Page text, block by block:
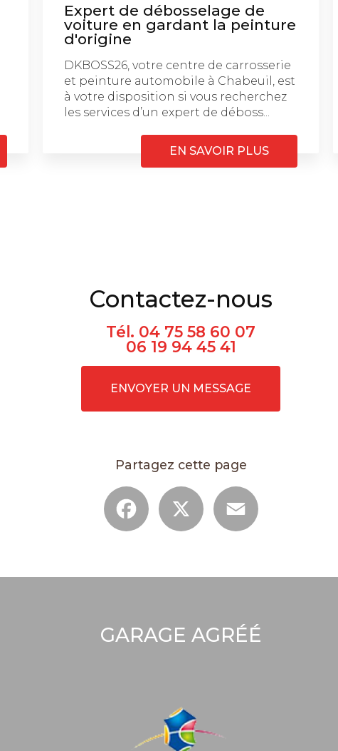
Expert de débosselage de
voiture en gardant la peinture
d'origine
DKBOSS26, votre centre de carrosserie
et peinture automobile à Chabeuil, est
à votre disposition si vous recherchez
les services d’un expert de déboss...
EN SAVOIR PLUS
Contactez-nous
Tél. 04 75 58 60 07
06 19 94 45 41
ENVOYER UN MESSAGE
Partagez cette page
Facebook
GARAGE AGRÉÉ